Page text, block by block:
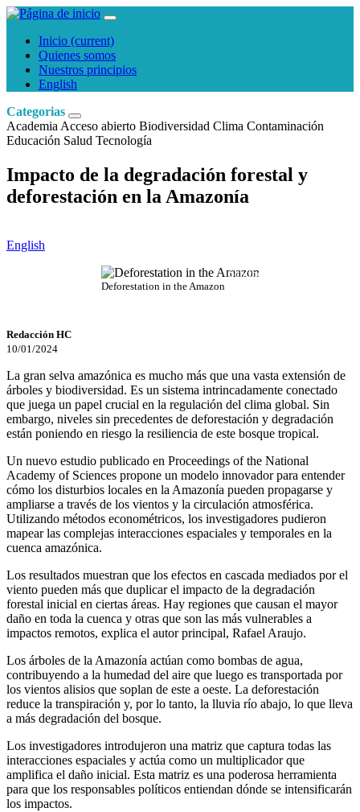
Inicio (current)
Quienes somos
Nuestros principios
English
Categorias
Academia Acceso abierto Biodiversidad Clima Contaminación
Educación Salud Tecnología
Impacto de la degradación forestal y
deforestación en la Amazonía
English
Deforestation in the Amazon
SentinelHub
Redacción HC
10/01/2024
La gran selva amazónica es mucho más que una vasta extensión de
árboles y biodiversidad. Es un sistema intrincadamente conectado
que juega un papel crucial en la regulación del clima global. Sin
embargo, niveles sin precedentes de deforestación y degradación
están poniendo en riesgo la resiliencia de este bosque tropical.
Un nuevo estudio publicado en Proceedings of the National
Academy of Sciences propone un modelo innovador para entender
cómo los disturbios locales en la Amazonía pueden propagarse y
ampliarse a través de los vientos y la circulación atmosférica.
Utilizando métodos econométricos, los investigadores pudieron
mapear las complejas interacciones espaciales y temporales en la
cuenca amazónica.
Los resultados muestran que los efectos en cascada mediados por el
viento pueden más que duplicar el impacto de la degradación
forestal inicial en ciertas áreas. Hay regiones que causan el mayor
daño en toda la cuenca y otras que son las más vulnerables a
impactos remotos, explica el autor principal, Rafael Araujo.
Los árboles de la Amazonía actúan como bombas de agua,
contribuyendo a la humedad del aire que luego es transportada por
los vientos alisios que soplan de este a oeste. La deforestación
reduce la transpiración y, por lo tanto, la lluvia río abajo, lo que lleva
a más degradación del bosque.
Los investigadores introdujeron una matriz que captura todas las
interacciones espaciales y actúa como un multiplicador que
amplifica el daño inicial. Esta matriz es una poderosa herramienta
para que los responsables políticos entiendan dónde se intensificarán
los impactos.